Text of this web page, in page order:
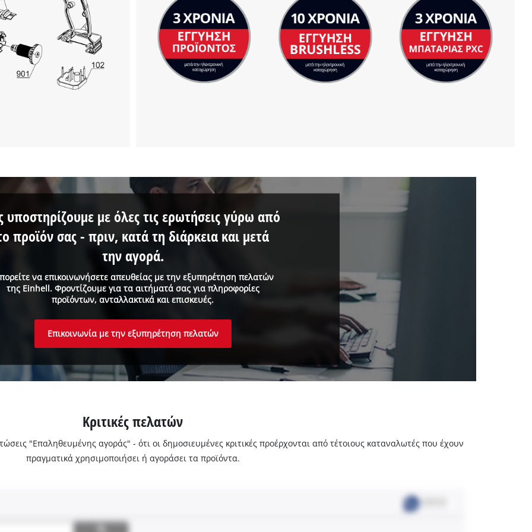
να επικοινωνήσετε απευθείας με την εξυπηρέτηση πελατών
της Einhell. Φροντίζουμε για τα αιτήματά σας για πληροφορίες
προϊόντων, ανταλλακτικά και επισκευές.
υποστηρίζουμε με όλες τις ερωτήσεις γύρω από
προϊόν σας - πριν, κατά τη διάρκεια και μετά
την αγορά.
Επικοινωνία με την εξυπηρέτηση πελατών
Κριτικές πελατών
"Επαληθευμένης αγοράς" - ότι οι δημοσιευμένες κριτικές προέρχονται από τέτοιους καταναλωτές που έχουν
πραγματικά χρησιμοποιήσει ή αγοράσει τα προϊόντα.